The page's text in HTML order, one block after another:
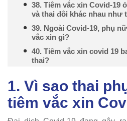
38. Tiêm vắc xin Covid-19
và thai đôi khác nhau như
39. Ngoài Covid-19, phụ
vắc xin gì?
40. Tiêm vắc xin covid 19
thai?
1. Vì sao thai
tiêm vắc xin